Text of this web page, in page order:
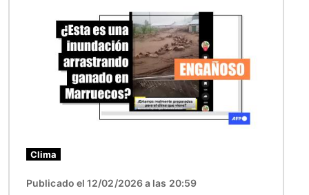
Clima
Publicado el 12/02/2026 a las 20:59